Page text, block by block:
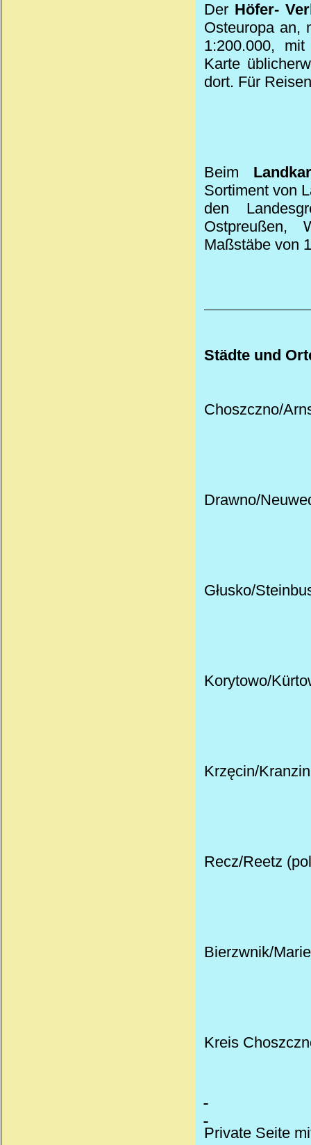
Der Höfer-
Osteuropa an,
1:200.000,
Karte
dort. Für
Beim
Sortiment von
den
Ostpreußen,
Maßstäbe von
Städte und
Choszczno/
Drawno/
Głusko/
Korytowo/
Krzęcin/
Recz/Reetz
Bierzwnik/
Kreis
Private Seite